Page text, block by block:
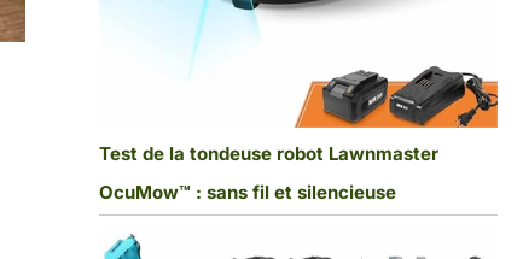
Test de la tondeuse robot Lawnmaster
OcuMow™ : sans fil et silencieuse